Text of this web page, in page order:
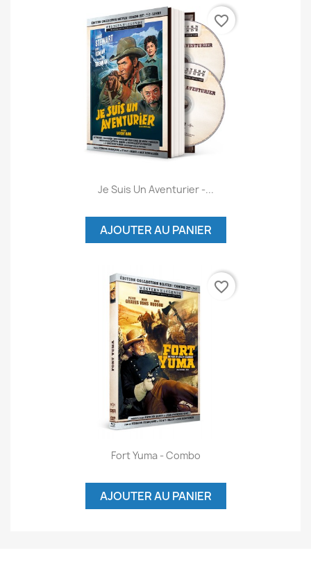
Je Suis Un Aventurier -...
AJOUTER AU PANIER
favorite_border
Fort Yuma - Combo
AJOUTER AU PANIER
favorite_border